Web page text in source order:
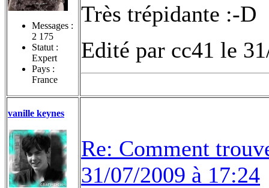
Messages :
2 175
Statut :
Expert
Pays :
France
Très trépidante :-D
Edité par cc41 le
vanille keynes
Re: Comment
31/07/2009 à 17:24